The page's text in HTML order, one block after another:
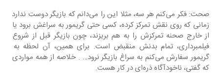
صحت: فکر می‌کنم هر سه، مثلا این را می‌دانم که بازیگر دوست ندارد
زمانی که روی نقش تمرکز کرده، کسی حتی گریمور به سراغش برود یا
از خارج صحنه تمرکزش را به هم بریزند، چون بازیگر قبل از شروع
فیلمبرداری، تمام بدنش منقبض است. برای همین، آن لحظه به
گریمور سفارش می‌کنم به سراغ بازیگر نرود… . خلاصه از همه مواردی
که گفتی، ناخودآگاه ذره‌ای در کار هست.